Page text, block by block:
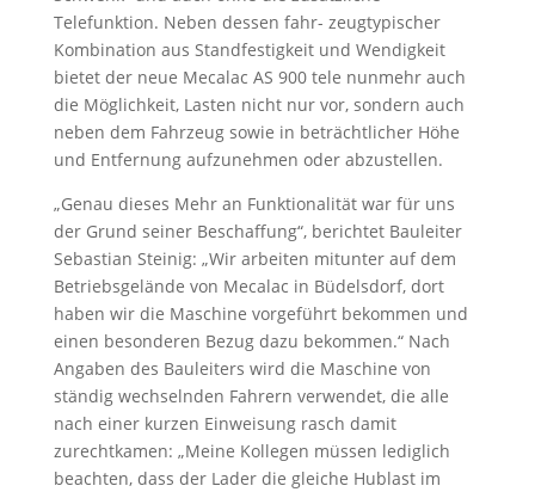
Telefunktion. Neben dessen fahr- zeugtypischer
Kombination aus Standfestigkeit und Wendigkeit
bietet der neue Mecalac AS 900 tele nunmehr auch
die Möglichkeit, Lasten nicht nur vor, sondern auch
neben dem Fahrzeug sowie in beträchtlicher Höhe
und Entfernung aufzunehmen oder abzustellen.
„Genau dieses Mehr an Funktionalität war für uns
der Grund seiner Beschaffung“, berichtet Bauleiter
Sebastian Steinig: „Wir arbeiten mitunter auf dem
Betriebsgelände von Mecalac in Büdelsdorf, dort
haben wir die Maschine vorgeführt bekommen und
einen besonderen Bezug dazu bekommen.“ Nach
Angaben des Bauleiters wird die Maschine von
ständig wechselnden Fahrern verwendet, die alle
nach einer kurzen Einweisung rasch damit
zurechtkamen: „Meine Kollegen müssen lediglich
beachten, dass der Lader die gleiche Hublast im